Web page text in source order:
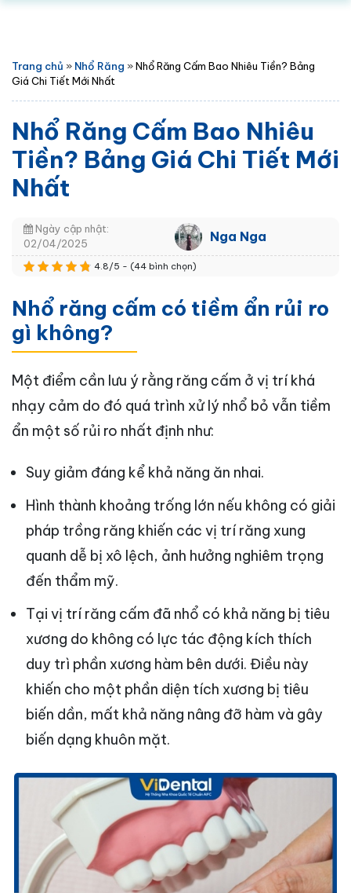
Trang chủ » Nhổ Răng »Nhổ Răng Cấm Bao Nhiêu Tiền? Bảng
Giá Chi Tiết Mới Nhất
Nhổ Răng Cấm Bao Nhiêu
Tiền? Bảng Giá Chi Tiết Mới
Nhất
Ngày cập nhật:
02/04/2025
Nga Nga
4.8/5 - (44 bình chọn)
Nhổ răng cấm có tiềm ẩn rủi ro
gì không?
Một điểm cần lưu ý rằng răng cấm ở vị trí khá
nhạy cảm do đó quá trình xử lý nhổ bỏ vẫn tiềm
ẩn một số rủi ro nhất định như:
Suy giảm đáng kể khả năng ăn nhai.
Hình thành khoảng trống lớn nếu không có giải
pháp trồng răng khiến các vị trí răng xung
quanh dễ bị xô lệch, ảnh hưởng nghiêm trọng
đến thẩm mỹ.
Tại vị trí răng cấm đã nhổ có khả năng bị tiêu
xương do không có lực tác động kích thích
duy trì phần xương hàm bên dưới. Điều này
khiến cho một phần diện tích xương bị tiêu
biến dần, mất khả năng nâng đỡ hàm và gây
biến dạng khuôn mặt.